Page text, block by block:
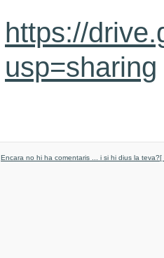
https://
usp=sharing
Encara no hi ha comentaris ... i si hi dius la teva?[